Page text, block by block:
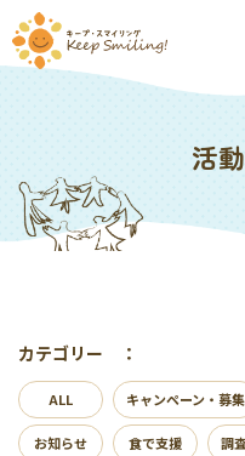
活
カテゴリー ：
ALL キャンペーン・募集
お知らせ 食で支援 調